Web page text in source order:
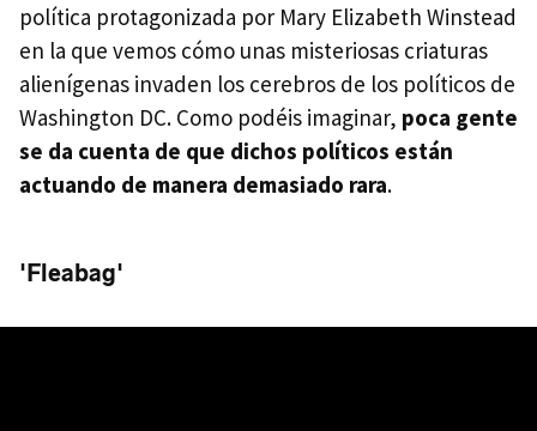
política protagonizada por Mary Elizabeth Winstead
en la que vemos cómo unas misteriosas criaturas
alienígenas invaden los cerebros de los políticos de
Washington DC. Como podéis imaginar, poca gente
se da cuenta de que dichos políticos están
actuando de manera demasiado rara.
'Fleabag'